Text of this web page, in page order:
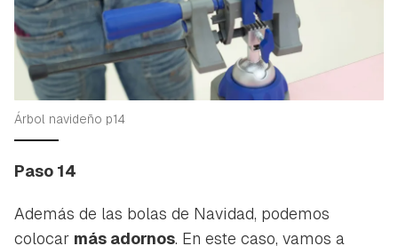
Árbol navideño p14
Paso 14
Además de las bolas de Navidad, podemos
colocar más adornos. En este caso, vamos a